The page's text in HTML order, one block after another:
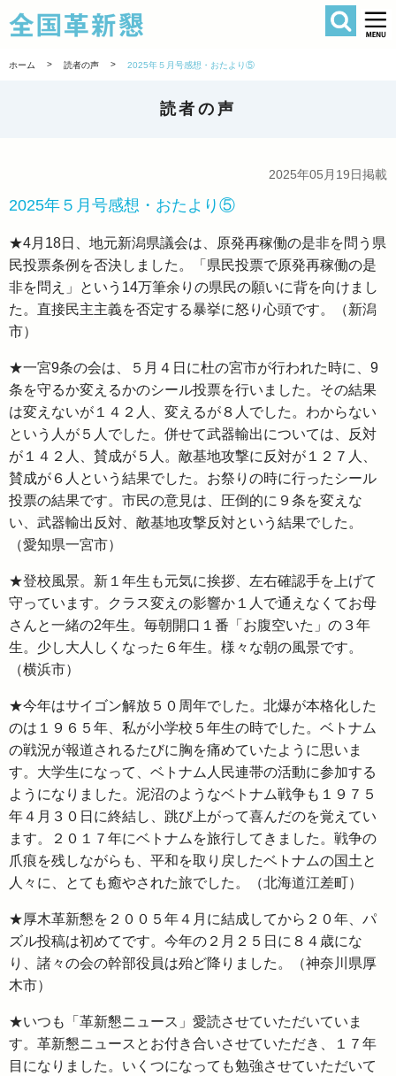
全国革新懇
検索
ホーム > 読者の声 > 2025年５月号感想・おたより⑤
読者の声
2025年05月19日掲載
2025年５月号感想・おたより⑤
★4月18日、地元新潟県議会は、原発再稼働の是非を問う県
民投票条例を否決しました。「県民投票で原発再稼働の是
非を問え」という14万筆余りの県民の願いに背を向けまし
た。直接民主主義を否定する暴挙に怒り心頭です。（新潟
市）
★一宮9条の会は、５月４日に杜の宮市が行われた時に、9
条を守るか変えるかのシール投票を行いました。その結果
は変えないが１４２人、変えるが８人でした。わからない
という人が５人でした。併せて武器輸出については、反対
が１４２人、賛成が５人。敵基地攻撃に反対が１２７人、
賛成が６人という結果でした。お祭りの時に行ったシール
投票の結果です。市民の意見は、圧倒的に９条を変えな
い、武器輸出反対、敵基地攻撃反対という結果でした。
（愛知県一宮市）
★登校風景。新１年生も元気に挨拶、左右確認手を上げて
守っています。クラス変えの影響か１人で通えなくてお母
さんと一緒の2年生。毎朝開口１番「お腹空いた」の３年
生。少し大人しくなった６年生。様々な朝の風景です。
（横浜市）
★今年はサイゴン解放５０周年でした。北爆が本格化した
のは１９６５年、私が小学校５年生の時でした。ベトナム
の戦況が報道されるたびに胸を痛めていたように思いま
す。大学生になって、ベトナム人民連帯の活動に参加する
ようになりました。泥沼のようなベトナム戦争も１９７５
年４月３０日に終結し、跳び上がって喜んだのを覚えてい
ます。２０１７年にベトナムを旅行してきました。戦争の
爪痕を残しながらも、平和を取り戻したベトナムの国土と
人々に、とても癒やされた旅でした。（北海道江差町）
★厚木革新懇を２００５年４月に結成してから２０年、パ
ズル投稿は初めてです。今年の２月２５日に８４歳にな
り、諸々の会の幹部役員は殆ど降りました。（神奈川県厚
木市）
★いつも「革新懇ニュース」愛読させていただいていま
す。革新懇ニュースとお付き合いさせていただき、１７年
目になりました。いくつになっても勉強させていただいて